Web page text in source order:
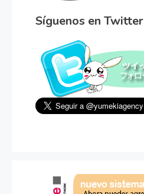
Síguenos en Twitter